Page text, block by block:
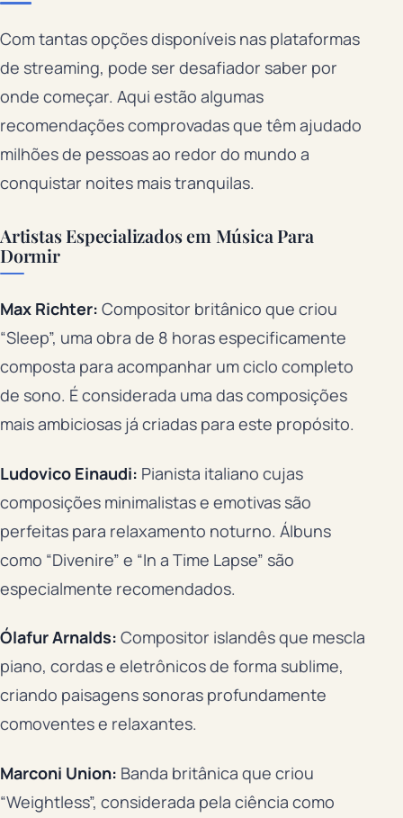
Com tantas opções disponíveis nas plataformas
de streaming, pode ser desafiador saber por
onde começar. Aqui estão algumas
recomendações comprovadas que têm ajudado
milhões de pessoas ao redor do mundo a
conquistar noites mais tranquilas.
Artistas Especializados em Música Para
Dormir
Max Richter: Compositor britânico que criou
“Sleep”, uma obra de 8 horas especificamente
composta para acompanhar um ciclo completo
de sono. É considerada uma das composições
mais ambiciosas já criadas para este propósito.
Ludovico Einaudi: Pianista italiano cujas
composições minimalistas e emotivas são
perfeitas para relaxamento noturno. Álbuns
como “Divenire” e “In a Time Lapse” são
especialmente recomendados.
Ólafur Arnalds: Compositor islandês que mescla
piano, cordas e eletrônicos de forma sublime,
criando paisagens sonoras profundamente
comoventes e relaxantes.
Marconi Union: Banda britânica que criou
“Weightless”, considerada pela ciência como